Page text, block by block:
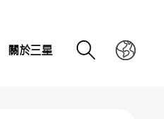
關於三星